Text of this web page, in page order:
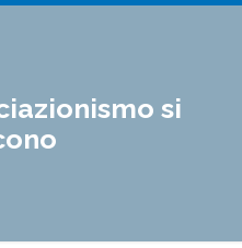
si